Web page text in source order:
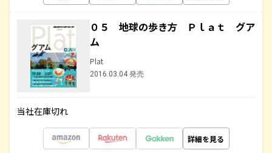
０５ 地球の歩き方 Ｐｌａｔ グア
ム
Plat
2016.03.04 発売
当社在庫切れ
詳細を見る